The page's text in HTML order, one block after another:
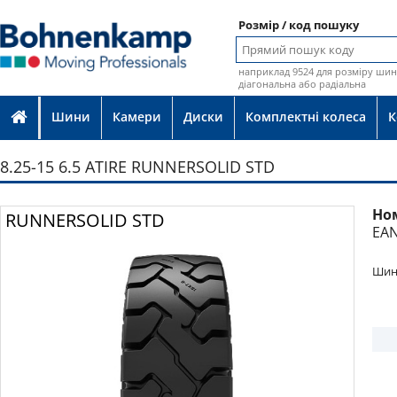
Розмір / код пошуку
наприклад 9524 для розміру
діагональна або радіальна
Шини Камери Диски Комплектні колеса
8.25-15 6.5 ATIRE RUNNERSOLID STD
RUNNERSOLID STD